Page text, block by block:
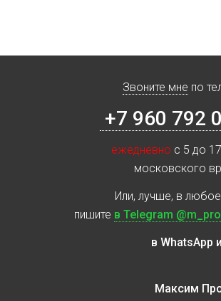
Звоните мне по
+7 960 792
ежедневно с 5 до
московского
Или, лучше, в
пишите в Telegram
в WhatsApp
Максим